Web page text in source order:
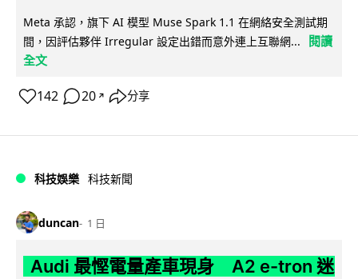
Meta 承認，旗下 AI 模型 Muse Spark 1.1 在網絡安全測試期
間，因評估夥伴 Irregular 設定出錯而意外連上互聯網...
閱讀
全文
142 20 ↗ 分享
科技娛樂 科技新聞
duncan 1 日
Audi 最慳電量產車現身 A2 e-tron 迷